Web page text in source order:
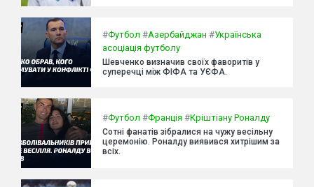
#Футбол #Азербайджан #Українська
асоціація футболу
Шевченко визначив своїх фаворитів у
суперечці між ФІФА та УЄФА.
#Футбол #Франція #Кріштіану Роналду
Сотні фанатів зібралися на чужу весільну
церемонію. Роналду виявився хитрішим за
всіх.